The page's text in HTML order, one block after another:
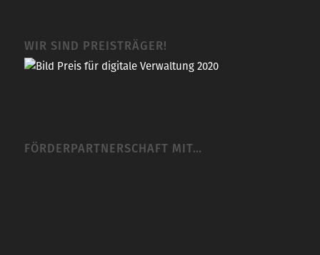
WIR SIND PREISTRÄGER!
FÖRDERPARTNERSCHAFT MIT…